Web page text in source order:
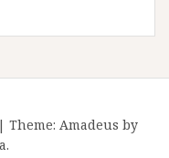
| Theme: Amadeus by